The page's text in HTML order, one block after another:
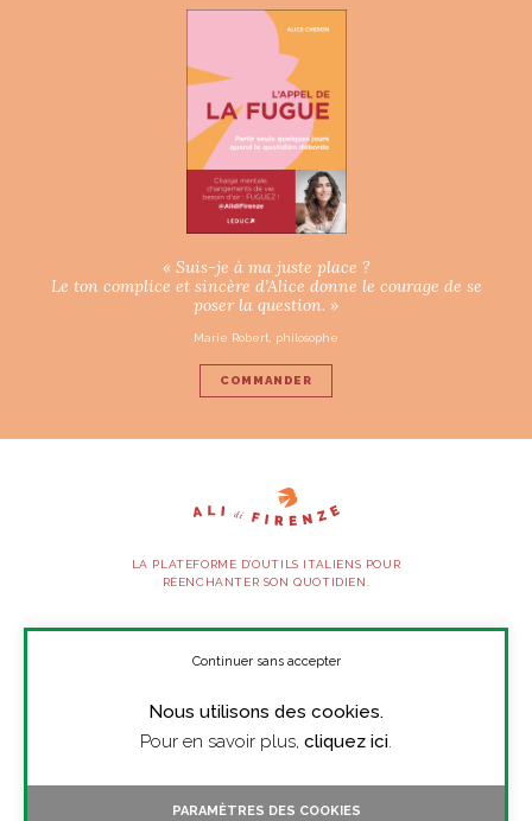
« Suis-je à ma juste place ?
Le ton complice et sincère d’Alice donne le courage de se
poser la question. »
Marie Robert, philosophe
COMMANDER
LA PLATEFORME D’OUTILS ITALIENS POUR
RÉENCHANTER SON QUOTIDIEN.
SUIVEZ-NOUS
Nous utilisons des cookies.
Pour en savoir plus, cliquez ici.
Continuer sans accepter
PARAMÈTRES DES COOKIES